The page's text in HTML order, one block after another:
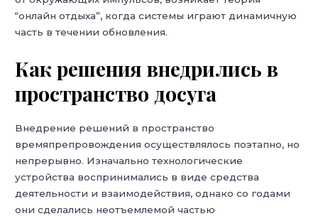
“онлайн отдыха”, когда системы играют динамичную
часть в течении обновления.
Как решения внедрились в
пространство досуга
Внедрение решений в пространство
времяпрепровождения осуществлялось поэтапно, но
непрерывно. Изначально технологические
устройства воспринимались в виде средства
деятельности и взаимодействия, однако со годами
они сделались неотъемлемой частью